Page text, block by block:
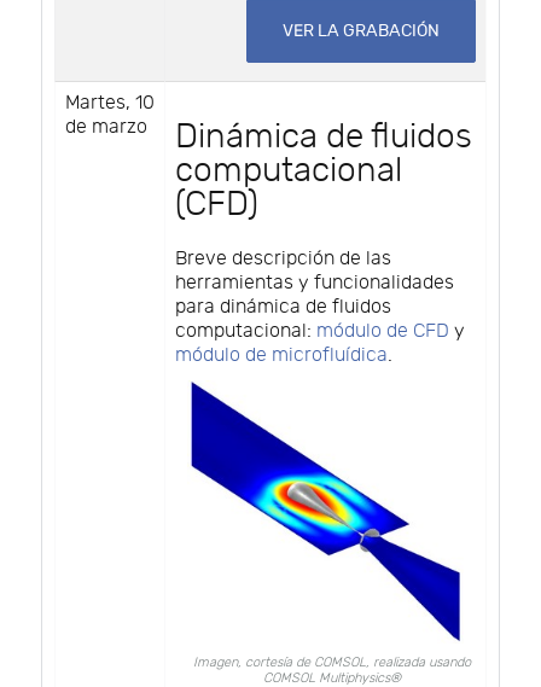
VER LA GRABACIÓN
Martes, 10
de marzo
Dinámica de fluidos
computacional
(CFD)
Breve descripción de las
herramientas y funcionalidades
para dinámica de fluidos
computacional: módulo de CFD y
módulo de microfluídica.
Imagen, cortesía de COMSOL, realizada usando
COMSOL Multiphysics®